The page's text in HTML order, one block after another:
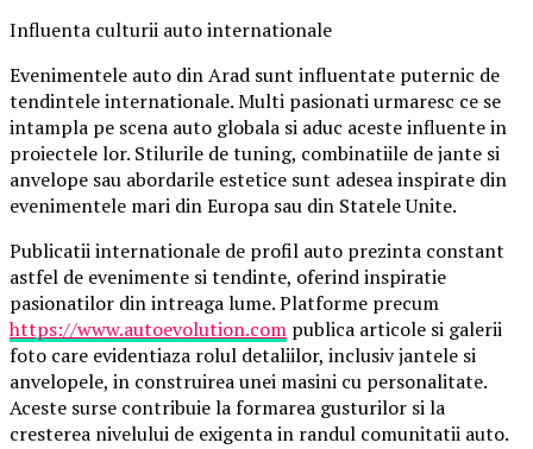
Influenta culturii auto internationale
Evenimentele auto din Arad sunt influentate puternic de
tendintele internationale. Multi pasionati urmaresc ce se
intampla pe scena auto globala si aduc aceste influente in
proiectele lor. Stilurile de tuning, combinatiile de jante si
anvelope sau abordarile estetice sunt adesea inspirate din
evenimentele mari din Europa sau din Statele Unite.
Publicatii internationale de profil auto prezinta constant
astfel de evenimente si tendinte, oferind inspiratie
pasionatilor din intreaga lume. Platforme precum
https://www.autoevolution.com publica articole si galerii
foto care evidentiaza rolul detaliilor, inclusiv jantele si
anvelopele, in construirea unei masini cu personalitate.
Aceste surse contribuie la formarea gusturilor si la
cresterea nivelului de exigenta in randul comunitatii auto.